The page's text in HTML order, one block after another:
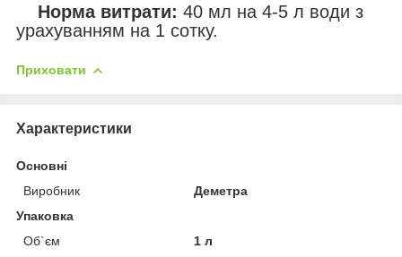
Норма витрати: 40 мл на 4-5 л води з
урахуванням на 1 сотку.
Приховати
Характеристики
Основні
Виробник
Деметра
Упаковка
Об`єм
1 л